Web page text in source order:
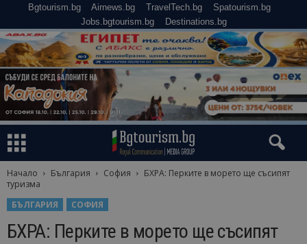
Bgtourism.bg Airnews.bg TravelTech.bg
Spatourism.bg
Jobs.bgtourism.bg
Destinations.bg
Начало България София
БХРА: Перките в морето ще съсипят
туризма
БЪЛГАРИЯ
СОФИЯ
БХРА: Перките в морето ще съсипят